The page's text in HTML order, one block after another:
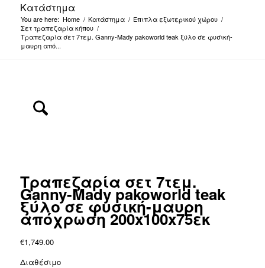
Κατάστημα
You are here: Home / Κατάστημα / Έπιπλα εξωτερικού χώρου /
Σετ τραπεζαρία κήπου /
Τραπεζαρία σετ 7τεμ. Ganny-Mady pakoworld teak ξύλο σε φυσική-
μαυρη από...
Τραπεζαρία σετ 7τεμ.
Ganny-Mady pakoworld teak
ξύλο σε φυσική-μαυρη
απόχρωση 200x100x75εκ
€1,749.00
Διαθέσιμο